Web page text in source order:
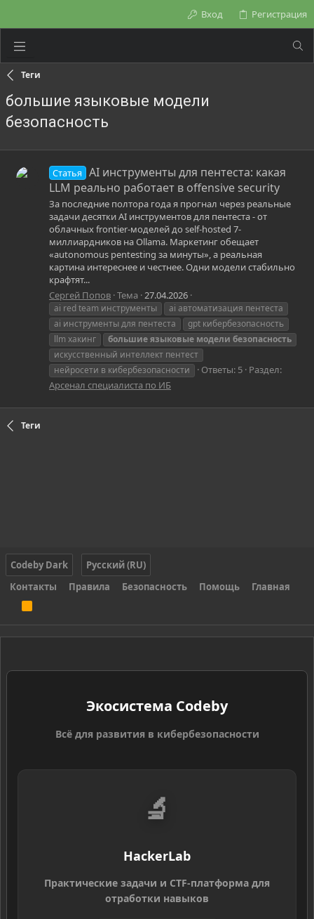
Вход Регистрация
Теги
большие языковые модели
безопасность
Статья
AI инструменты для пентеста: какая
LLM реально работает в offensive security
За последние полтора года я прогнал через реальные
задачи десятки AI инструментов для пентеста - от
облачных frontier-моделей до self-hosted 7-
миллиардников на Ollama. Маркетинг обещает
«autonomous pentesting за минуты», а реальная
картина интереснее и честнее. Одни модели стабильно
крафтят...
Сергей Попов Тема 27.04.2026
ai red team инструменты
ai автоматизация пентеста
ai инструменты для пентеста
gpt кибербезопасность
llm хакинг
большиеязыковые модели безопасность
искусственный интеллект пентест
нейросети в кибербезопасности
Ответы: 5 Раздел:
Арсенал специалиста по ИБ
Теги
Codeby Dark
Русский (RU)
Контакты
Правила Безопасность Помощь Главная
S
Экосистема Codeby
Всё для развития в кибербезопасности
🔬
HackerLab
Практические задачи и CTF-платформа для
отработки навыков